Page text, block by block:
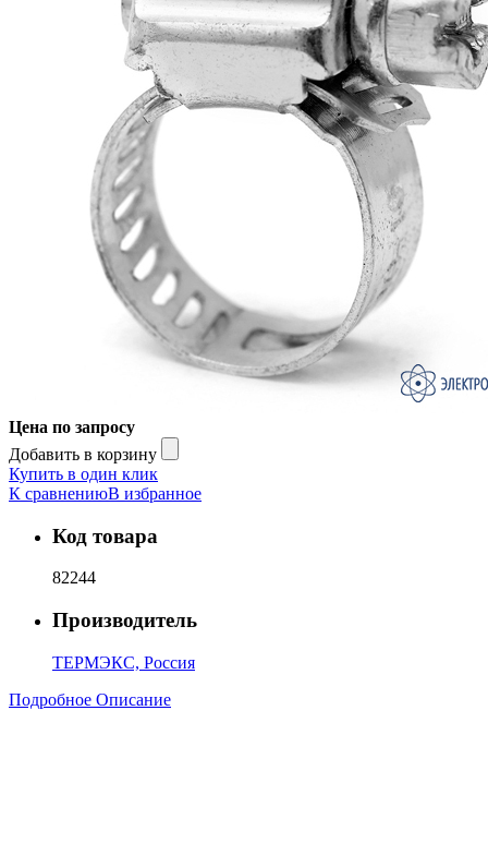
Цена по запросу
Добавить в корзину
Купить в один клик
К сравнениюВ избранное
Код товара
82244
Производитель
ТЕРМЭКС, Россия
Подробное Описание